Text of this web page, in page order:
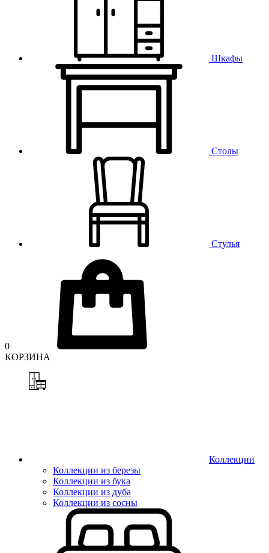
Шкафы
Столы
Стулья
0
КОРЗИНА
Коллекции
Коллекции из березы
Коллекции из бука
Коллекции из дуба
Коллекции из сосны